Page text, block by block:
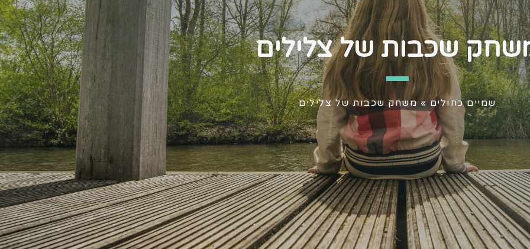
שכבות של צלילים
שמיים כחולים »משחק שכבות של צלילים